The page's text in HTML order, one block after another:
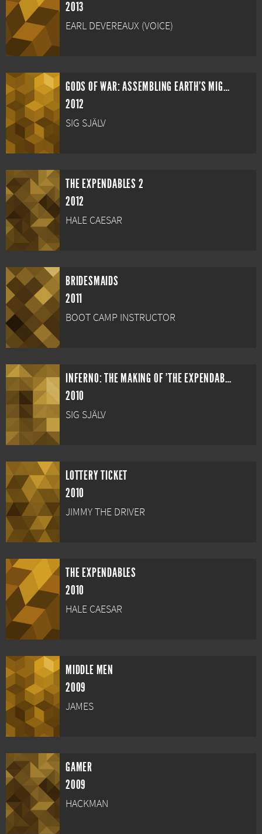
2013
EARL DEVEREAUX (VOICE)
GODS OF WAR: ASSEMBLING EARTH'S MIGHTIEST ANTI-HEROES
2012
SIG SJÄLV
THE EXPENDABLES 2
2012
HALE CAESAR
BRIDESMAIDS
2011
BOOT CAMP INSTRUCTOR
INFERNO: THE MAKING OF 'THE EXPENDABLES'
2010
SIG SJÄLV
LOTTERY TICKET
2010
JIMMY THE DRIVER
THE EXPENDABLES
2010
HALE CAESAR
MIDDLE MEN
2009
JAMES
GAMER
2009
HACKMAN